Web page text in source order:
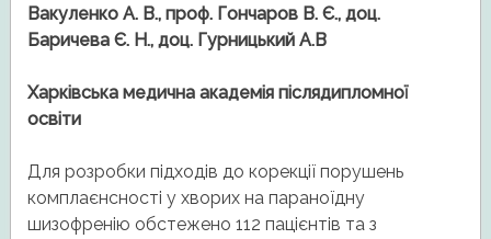
Вакуленко А. В., проф. Гончаров В. Є., доц.
Баричева Є. Н., доц. Гурницький А.В
Харківська медична академія післядипломної
освіти
Для розробки підходів до корекції порушень
комплаєнсності у хворих на параноїдну
шизофренію обстежено 112 пацієнтів та з